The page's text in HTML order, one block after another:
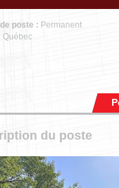
poste : Permanent
Québec
du poste